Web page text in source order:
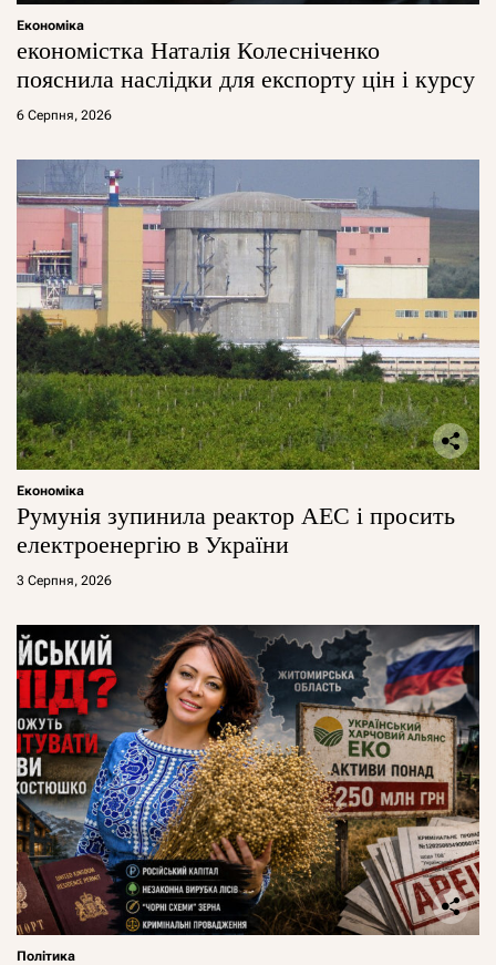
Економіка
економістка Наталія Колесніченко
пояснила наслідки для експорту цін і курсу
6 Серпня, 2026
Економіка
Румунія зупинила реактор АЕС і просить
електроенергію в України
3 Серпня, 2026
Політика